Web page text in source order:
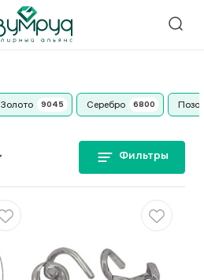
Золото Серебро
Фильтры